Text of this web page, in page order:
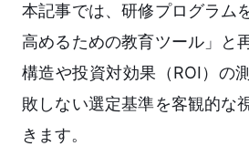
本記事では、研修プログラム
高めるための教育ツール」と
構造や投資対効果（ROI）の
敗しない選定基準を客観的な
きます。